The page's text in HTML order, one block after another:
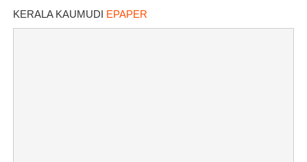
KERALA KAUMUDI EPAPER